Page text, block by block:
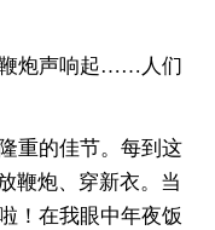
炮声响起……人们
的佳节。每到这
鞭炮、穿新衣。当
！在我眼中年夜饭